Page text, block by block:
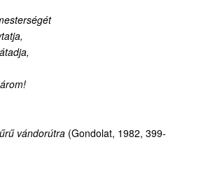
vándorútra(Gondolat, 1982, 399-